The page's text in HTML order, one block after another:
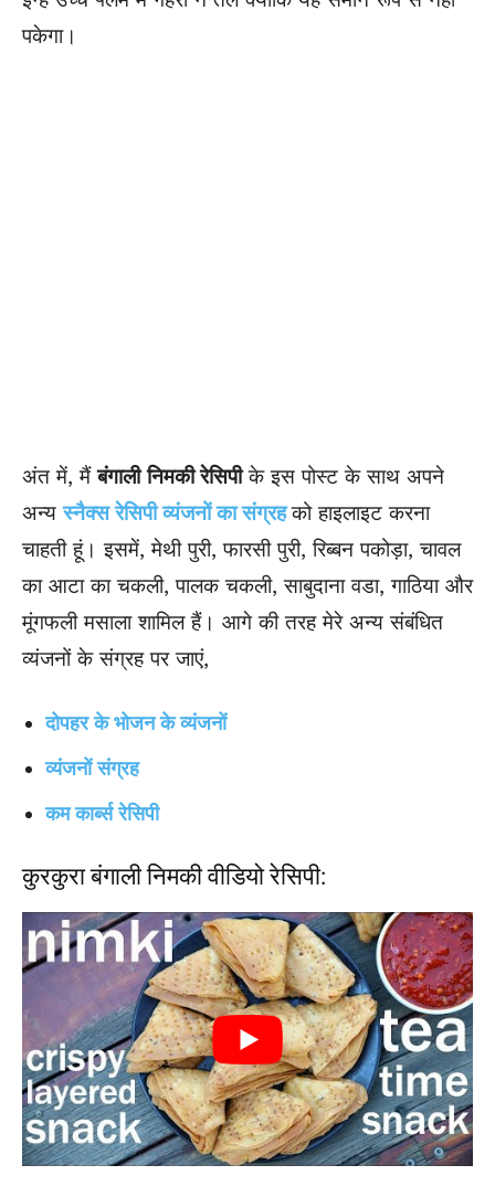
पकेगा।
अंत में, मैंबंगाली निमकी रेसिपीके इसपोस्ट के साथ अपने
अन्यस्नैक्स रेसिपी व्यंजनों का संग्रहको हाइलाइट करना
चाहती हूं। इसमें, मेथी पुरी, फारसी पुरी, रिब्बन पकोड़ा, चावल
का आटा का चकली, पालक चकली, साबुदाना वडा,गाठिया और
मूंगफली मसाला शामिल हैं। आगे की तरह मेरे अन्य संबंधित
व्यंजनों के संग्रह पर जाएं,
दोपहर के भोजन के व्यंजनों
व्यंजनों संग्रह
कम कार्ब्स रेसिपी
कुरकुराबंगालीनिमकी वीडियो रेसिपी: